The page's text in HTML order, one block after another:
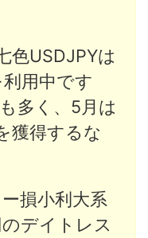
色USDJPYは
用中です
多く、5月は
獲得するな
損小利大系
デイトレス